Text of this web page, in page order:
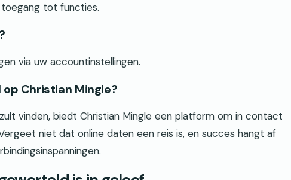
toegang tot functies.
via uw accountinstellingen.
Christian Mingle?
vinden, biedt Christian Mingle een platform om in contact
niet dat online daten een reis is, en succes hangt af